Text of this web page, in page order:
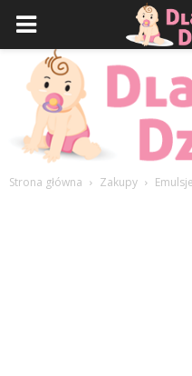
Strona główna Zakupy